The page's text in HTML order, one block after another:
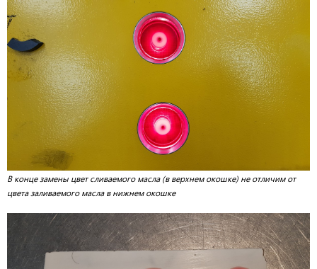
В конце замены цвет сливаемого масла (в верхнем окошке) не отличим от
цвета заливаемого масла в нижнем окошке